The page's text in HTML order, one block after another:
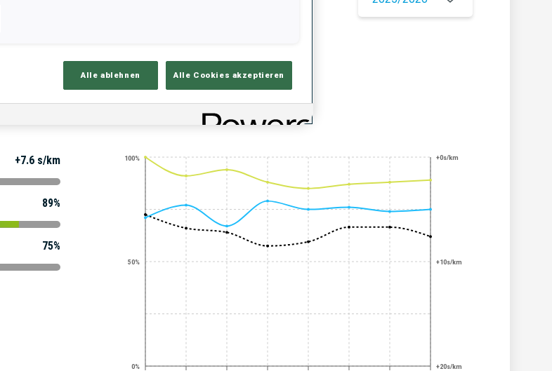
+7.6 s/km
89%
75%
PERFORMANCE TREND
0%
50%
100% +0s/km
+10s/km
+20s/km
Alle ablehnen Alle Cookies akzeptieren